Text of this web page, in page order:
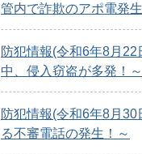
管内で詐欺のアポ電発
防犯情報(令和6年8月22
中、侵入窃盗が多発！～
防犯情報(令和6年8月
る不審電話の発生！～